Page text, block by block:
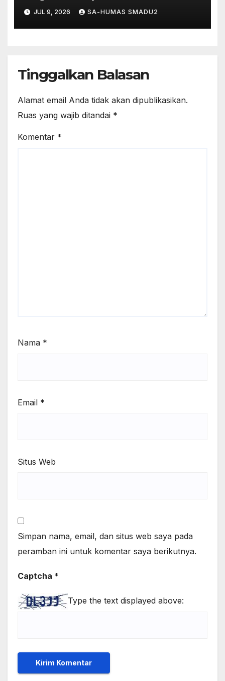
Pesantren Darul Ulum:
Menguatkan Semangat
Syukur dan Istiqomah dalam
JUL 9, 2026 SA-HUMAS SMADU2
Tinggalkan Balasan
Alamat email Anda tidak akan dipublikasikan.
Ruas yang wajib ditandai *
Komentar *
Nama *
Email *
Situs Web
Simpan nama, email, dan situs web saya pada
peramban ini untuk komentar saya berikutnya.
Captcha *
Type the text displayed above: